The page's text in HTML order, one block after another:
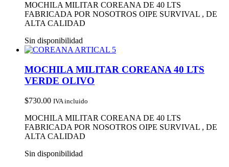
MOCHILA MILITAR COREANA DE 40 LTS
FABRICADA POR NOSOTROS OIPE SURVIVAL , DE
ALTA CALIDAD
Sin disponibilidad
MOCHILA MILITAR COREANA 40 LTS
VERDE OLIVO
$730.00 IVA incluido
MOCHILA MILITAR COREANA DE 40 LTS
FABRICADA POR NOSOTROS OIPE SURVIVAL , DE
ALTA CALIDAD
Sin disponibilidad